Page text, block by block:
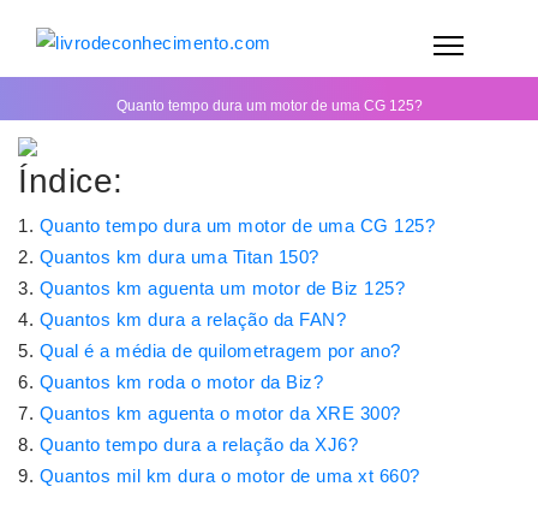
Quanto tempo dura um motor de uma CG 125?
Índice:
Quanto tempo dura um motor de uma CG 125?
Quantos km dura uma Titan 150?
Quantos km aguenta um motor de Biz 125?
Quantos km dura a relação da FAN?
Qual é a média de quilometragem por ano?
Quantos km roda o motor da Biz?
Quantos km aguenta o motor da XRE 300?
Quanto tempo dura a relação da XJ6?
Quantos mil km dura o motor de uma xt 660?